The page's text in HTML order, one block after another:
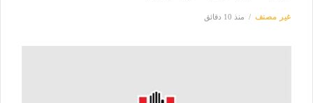
غير مصنف منذ 10 دقائق